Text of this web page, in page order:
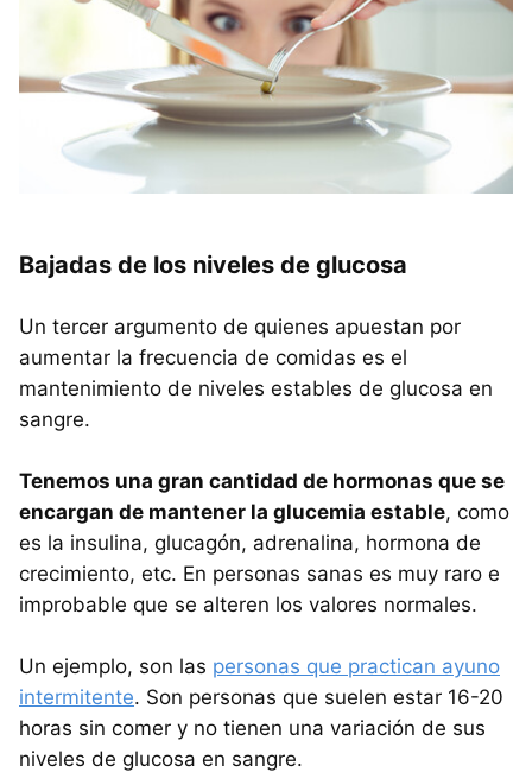
Bajadas de los niveles de glucosa
Un tercer argumento de quienes apuestan por
aumentar la frecuencia de comidas es el
mantenimiento de niveles estables de glucosa en
sangre.
Tenemos una gran cantidad de hormonas que se
encargan de mantener la glucemia estable, como
es la insulina, glucagón, adrenalina, hormona de
crecimiento, etc. En personas sanas es muy raro e
improbable que se alteren los valores normales.
Un ejemplo, son las personas que practican ayuno
intermitente. Son personas que suelen estar 16-20
horas sin comer y no tienen una variación de sus
niveles de glucosa en sangre.